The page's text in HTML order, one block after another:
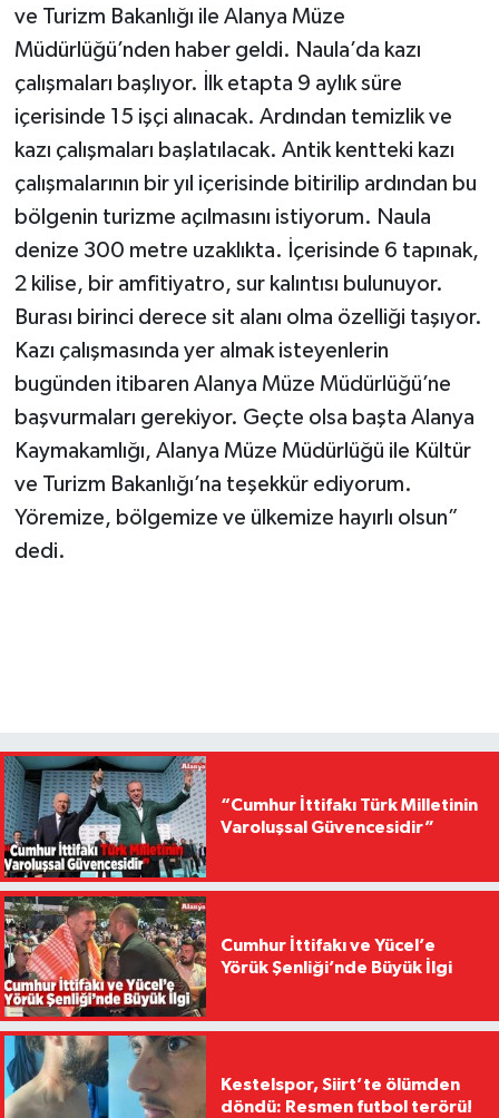
ve Turizm Bakanlığı ile Alanya Müze
Müdürlüğü’nden haber geldi. Naula’da kazı
çalışmaları başlıyor. İlk etapta 9 aylık süre
içerisinde 15 işçi alınacak. Ardından temizlik ve
kazı çalışmaları başlatılacak. Antik kentteki kazı
çalışmalarının bir yıl içerisinde bitirilip ardından bu
bölgenin turizme açılmasını istiyorum. Naula
denize 300 metre uzaklıkta. İçerisinde 6 tapınak,
2 kilise, bir amfitiyatro, sur kalıntısı bulunuyor.
Burası birinci derece sit alanı olma özelliği taşıyor.
Kazı çalışmasında yer almak isteyenlerin
bugünden itibaren Alanya Müze Müdürlüğü’ne
başvurmaları gerekiyor. Geçte olsa başta Alanya
Kaymakamlığı, Alanya Müze Müdürlüğü ile Kültür
ve Turizm Bakanlığı’na teşekkür ediyorum.
Yöremize, bölgemize ve ülkemize hayırlı olsun”
dedi.
“Cumhur İttifakı Türk Milletinin
Varoluşsal Güvencesidir”
Cumhur İttifakı ve Yücel’e
Yörük Şenliği’nde Büyük İlgi
Kestelspor, Siirt’te ölümden
döndü: Resmen futbol terörü!